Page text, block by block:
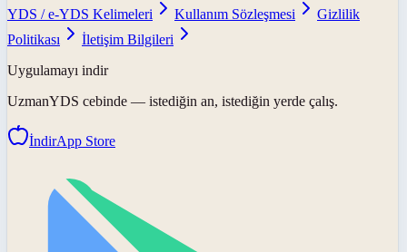
YDS / e-YDS Kelimeleri
Kullanım Sözleşmesi
Gizlilik
Politikası
İletişim Bilgileri
Uygulamayı indir
UzmanYDS cebinde — istediğin an, istediğin yerde çalış.
İndirApp Store